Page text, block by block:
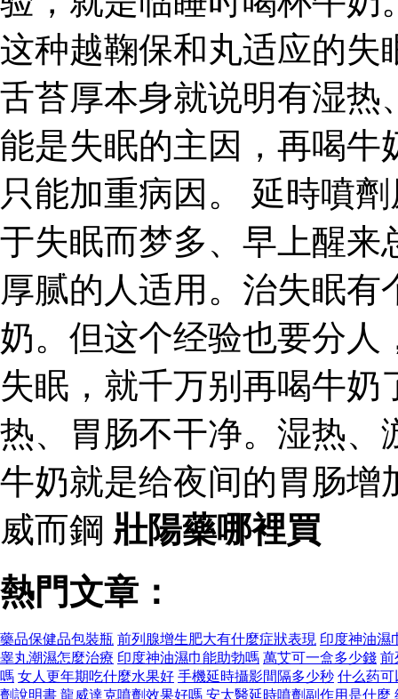
这种越鞠保和丸适应的失
舌苔厚本身就说明有湿热
能是失眠的主因，再喝牛
只能加重病因。 延時噴
于失眠而梦多、早上醒来
厚腻的人适用。治失眠
奶。但这个经验也要分人
失眠，就千万别再喝牛
热、胃肠不干净。湿热、
牛奶就是给夜间的胃肠增
威而鋼 壯陽藥哪裡買
熱門文章：
藥品保健品包裝瓶 前列腺增生肥大有什麼症狀表現 印度神油濕
睾丸潮濕怎麼治療 印度神油濕巾能助勃嗎 萬艾可一盒多少錢 前
嗎 女人更年期吃什麼水果好 手機延時攝影間隔多少秒 什么药可
劑說明書 龍威達克噴劑效果好嗎 安太醫延時噴劑副作用是什麼